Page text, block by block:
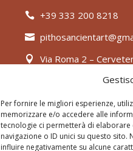
Per fornire le migliori esperienze,
memorizzare e/o accedere alle
tecnologie ci permetterà di
navigazione o ID unici su questo
influire negativamente su alcune
 +39 333 200 8218

 Via Roma 2 –